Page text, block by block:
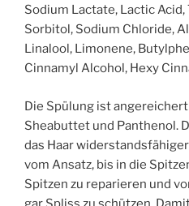
Sodium Lactate, Lactic
Sorbitol, Sodium Chloride,
Linalool, Limonene,
Cinnamyl Alcohol, Hexy
Die Spülung ist
Sheabuttet und Panthenol.
das Haar
vom Ansatz, bis in die
Spitzen zu reparieren und